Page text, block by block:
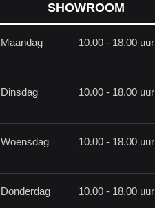
SHOWROOM
Maandag 10.00 - 18.00 uur
Dinsdag 10.00 - 18.00 uur
Woensdag 10.00 - 18.00 uur
Donderdag 10.00 - 18.00 uur